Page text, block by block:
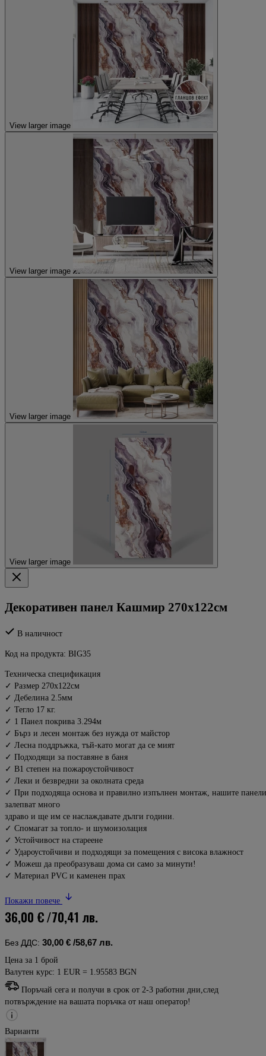
View larger image
View larger image
View larger image
View larger image
Декоративен панел Кашмир 270х122см
В наличност
Код на продукта: BIG35
Техническа спецификация
✓ Размер 270х122см
✓ Дебелина 2.5мм
✓ Тегло 17 кг.
✓ 1 Панел покрива 3.294м
✓ Бърз и лесен монтаж без нужда от майстор
✓ Лесна поддръжка, тъй-като могат да се мият
✓ Подходящи за поставяне в баня
✓ B1 степен на пожароустойчивост
✓ Леки и безвредни за околната среда
✓ При подходяща основа и правилно изпълнен монтаж, нашите панели
залепват много
здраво и ще им се наслаждавате дълги години.
✓ Спомагат за топло- и шумоизолация
✓ Устойчивост на стареене
✓ Удароустойчиви и подходящи за помещения с висока влажност
✓ Можеш да преобразуваш дома си само за минути!
✓ Материал PVC и каменен прах
Покажи повече
36,00 €/70,41 лв.
Без ДДС: 30,00 € /58,67 лв.
Цена за 1 брой
Валутен курс: 1 EUR = 1.95583 BGN
Поръчай сега и получи в срок от 2-3 работни дни,след
потвърждение на вашата поръчка от наш оператор!
Варианти